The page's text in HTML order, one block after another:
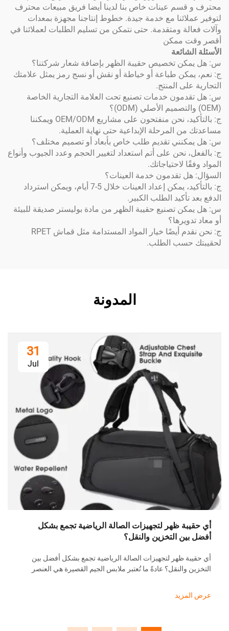
عينات خاص بنا لدينا أيضا فريق مبيعات محترف
مع خدمة جيدة. خطوط إنتاجنا مجهزة بمعدات
ومتقدمة. حتى نتمكن من تسليم الطلبات لعملائنا في
ممكن
تخصيص حقيبة الظهر بإضافة شعار شركتنا؟
طباعة أو خياطة أو نقش أو نسج رمز يمثل علامتك
المنتج.
خدمات تصنيع تحت العلامة التجارية الخاصة
ج: بالتأكيد، نحن منفتحون على مشاريع OEM/ODM ويمكننا
المرحلة الإبداعية حتى نهاية العملية.
تقديم طلب خاص بأبعاد أو تصميم مختلف؟
نحن على أتم استعداد لتغيير الحجم وعدد الجيوب وأنواع
لاحتياجاتك.
تقدمون خدمة العينات؟
ج: بالتأكيد، يمكن إعداد العينات خلال 5-7 أيام، ويمكن استرداد
الطلب الكبير.
حقيبة الظهر من مادة بوليستر صديقة للبيئة
ج: نحن نقدم أيضًا خيار المواد المستدامة مثل قماش RPET
الطلب.
Jul
ظهر لتجهيزات الصالة الرياضية تجمع بشكل
التخزين والنقل؟
ظهر لتجهيزات الصالة الرياضية تجمع بشكل أفضل بين
عادةً ما تُعتبر ملابس الجيم القصيرة هي العنصر
بوضوح أنها أكثر من ذلك بكثير. إن ...
ما
امتلاك
يحدث
عرض